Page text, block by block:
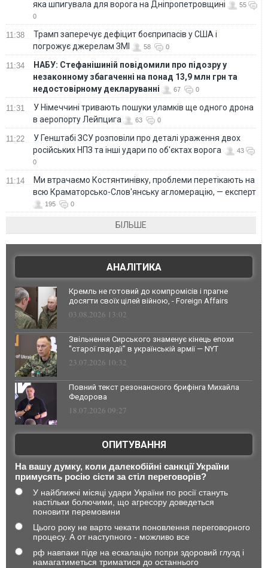
яка шпигувала для ворога на Дніпропетровщині
55
0
11:38
Трамп заперечує дефіцит боєприпасів у США і
погрожує джерелам ЗМІ
58 0
11:34
НАБУ: Стефанішиній повідомили про підозру у
незаконному збагаченні на понад 13,9 млн грн та
недостовірному декларуванні
67 0
11:31
У Німеччині тривають пошуки уламків ще одного дрона
в аеропорту Лейпцига
63 0
11:22
У Генштабі ЗСУ розповіли про деталі ураження двох
російських НПЗ та інші удари по об'єктах ворога
43
0
11:14
Ми втрачаємо Костянтинівку, проблеми перетікають на
всю Краматорсько-Слов'янську агломерацію, — експерт
195 0
БІЛЬШЕ
АНАЛІТИКА
Кремль не готовий до компромісів і прагне
досягти своїх цілей війною, - Foreign Affairs
03.08.2026 13:02
Звільнення Сирського знаменує кінець епохи
"старої гвардії" в українській армії — NYT
23.07.2026 10:32
Повний текст резонансного брифінга Михайла
Федорова
18.07.2026 09:27
ОПИТУВАННЯ
На вашу думку, коли далекобійні санкції України
примусять росію сісти за стіл переговорів?
У найближчі місяці удари України по росії стануть
настільки болючими, що агресору доведеться
поновити перемовини
Цього року не варто чекати поновлення переговорного
процесу. А от наступного - можливо все
рф навпаки піде на ескалацію попри здоровий глузд і
намагатиметься триматися до останнього